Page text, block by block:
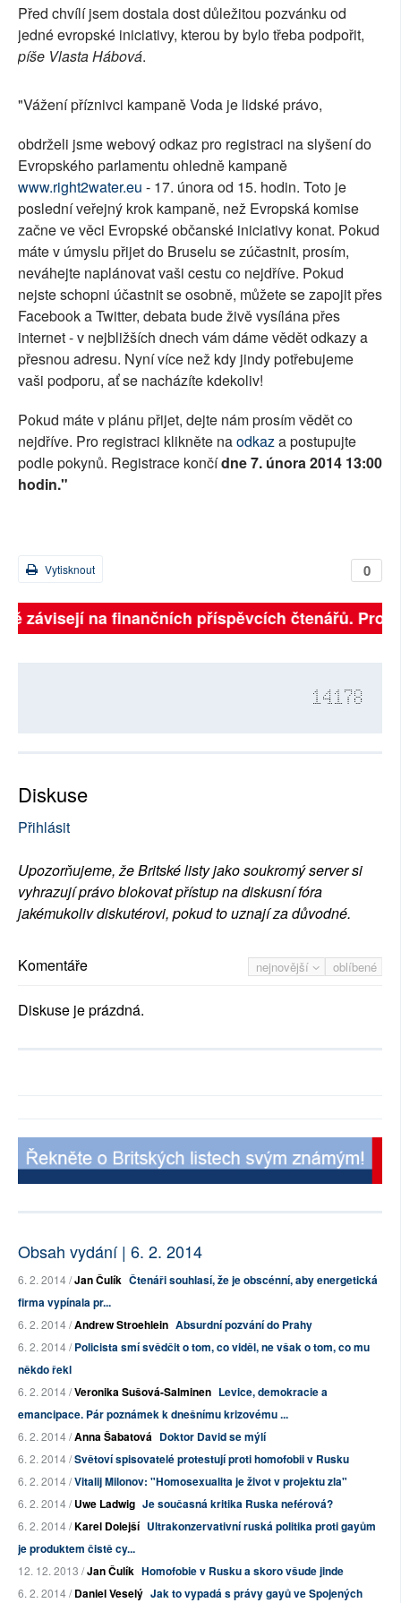
SOCIÁLNÍ SÍTĚ
RUBRIKY
PLNÁ VERZE STRÁNEK
Před chvílí jsem dostala dost důležitou pozvánku od
jedné evropské iniciativy, kterou by bylo třeba podpořit,
píše Vlasta Hábová.
"Vážení příznivci kampaně Voda je lidské právo,
obdrželi jsme webový odkaz pro registraci na slyšení do
Evropského parlamentu ohledně kampaně
www.right2water.eu - 17. února od 15. hodin. Toto je
poslední veřejný krok kampaně, než Evropská komise
začne ve věci Evropské občanské iniciativy konat. Pokud
máte v úmyslu přijet do Bruselu se zúčastnit, prosím,
neváhejte naplánovat vaši cestu co nejdříve. Pokud
nejste schopni účastnit se osobně, můžete se zapojit přes
Facebook a Twitter, debata bude živě vysílána přes
internet - v nejbližších dnech vám dáme vědět odkazy a
přesnou adresu. Nyní více než kdy jindy potřebujeme
vaši podporu, ať se nacházíte kdekoliv!
Pokud máte v plánu přijet, dejte nám prosím vědět co
nejdříve. Pro registraci klikněte naodkaza postupujte
podle pokynů. Registrace končídne 7. února 2014 13:00
hodin."
0
Vytisknout
závisejí na finančních příspěvcích čtenářů.
14178
Diskuse
Přihlásit
Upozorňujeme, že Britské listy jako soukromý server si
vyhrazují právo blokovat přístup na diskusní fóra
jakémukoliv diskutérovi, pokud to uznají za důvodné.
nejnovější oblíbené
Komentáře
Diskuse je prázdná.
Obsah vydání | 6. 2. 2014
6. 2. 2014 /Jan Čulík Čtenáři souhlasí, že je obscénní, aby energetická
firma vypínala pr...
6. 2. 2014 /Andrew Stroehlein Absurdní pozvání do Prahy
6. 2. 2014 /Policista smí svědčit o tom, co viděl, ne však o tom, co mu
někdo řekl
6. 2. 2014 /Veronika Sušová-Salminen Levice, demokracie a
emancipace. Pár poznámek k dnešnímu krizovému ...
6. 2. 2014 /Anna Šabatová Doktor David se mýlí
6. 2. 2014 /Světoví spisovatelé protestují proti homofobii v Rusku
6. 2. 2014 /Vitalij Milonov: "Homosexualita je život v projektu zla"
6. 2. 2014 /Uwe Ladwig Je současná kritika Ruska neférová?
6. 2. 2014 /Karel Dolejší Ultrakonzervativní ruská politika proti gayům
je produktem čistě cy...
12. 12. 2013 /Jan Čulík Homofobie v Rusku a skoro všude jinde
6. 2. 2014 /Daniel Veselý Jak to vypadá s právy gayů ve Spojených